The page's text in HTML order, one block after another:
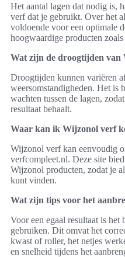
Het aantal lagen dat nodig is,
verf dat je gebruikt. Over het
voldoende voor een optimale
hoogwaardige producten
Wat zijn de droogtijden van
Droogtijden kunnen variëren
weersomstandigheden. Het is
wachten tussen de lagen,
resultaat behaalt.
Waar kan ik Wijzonol verf
Wijzonol verf kan eenvoudig
verfcompleet.nl. Deze site
Wijzonol producten, zodat je
kunt vinden.
Wat zijn tips voor het
Voor een egaal resultaat is
gebruiken. Dit omvat het
kwast of roller, het netjes
en snelheid tijdens het